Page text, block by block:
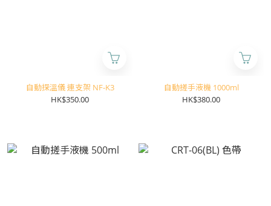
自動探溫儀 連支架 NF-K3
HK$350.00
自動搓手液機 1000ml
HK$380.00